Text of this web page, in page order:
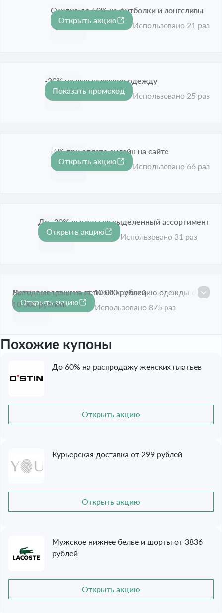
-50%
Скидка до 50% на футболки и лонгсливы
Срок акции истёк
Открыть акцию
Использовано 21 раз
-30%
-30% на всю верхнюю одежду
Срок акции истёк
Показать промокод
Использовано 25 раз
-5% при оплате онлайн на сайте
Срок акции истёк
Открыть акцию
Использовано 66 раз
-30%
До -30% выгоды на выделенный ассортимент
Срок акции истёк
Открыть акцию
Использовано 31 раз
Летняя коллекция от 10 000 рублей
Срок акции истёк
Выгодные цены на летнюю коллекцию одежды от
10 000 рублей.
Открыть акцию
Использовано 875 раз
Похожие купоны
До 60% на распродажу женских платьев
Открыть акцию
Курьерская доставка от 299 рублей
Открыть акцию
Мужское нижнее белье и шорты от 3836
рублей
Открыть акцию